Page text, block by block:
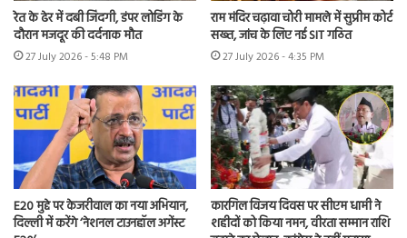
रेत के ढेर में दबी जिंदगी, डंपर लोडिंग के
दौरान मजदूर की दर्दनाक मौत
27 July 2026 - 5:48 PM
राम मंदिर चढ़ावा चोरी मामले में सुप्रीम कोर्ट
सख्त, जांच के लिए नई SIT गठित
27 July 2026 - 4:35 PM
E20 मुद्दे पर केजरीवाल का नया अभियान,
दिल्ली में करेंगे ‘नेशनल टाउनहॉल अगेंस्ट
कारगिल विजय दिवस पर सीएम धामी ने
शहीदों को किया नमन, वीरता सम्मान राशि